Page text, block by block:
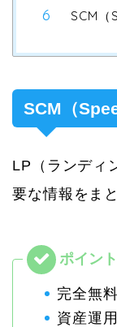
SCM
SCM（
LP（ランディ
要な情報をま
完全無料
資産運